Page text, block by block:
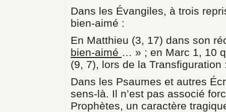
Dans les Évangiles, à trois
bien-aimé :
En Matthieu (3, 17) dans son
bien-aimé … » ; en Marc 1, 10
(9, 7), lors de la
Dans les Psaumes et autres
sens-là. Il n’est pas associé
Prophètes, un caractère